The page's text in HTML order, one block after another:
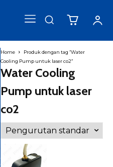
Home
Produk dengan tag “Water
Cooling Pump untuk laser co2”
Water Cooling
Pump untuk laser
co2